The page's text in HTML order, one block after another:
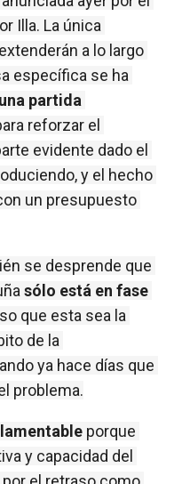
Illa. La única
a lo largo
específica se ha
partida
reforzar el
evidente dado el
y el hecho
un presupuesto
se desprende que
sólo está en fase
que esta sea la
de la
ya hace días que
problema.
porque
y capacidad del